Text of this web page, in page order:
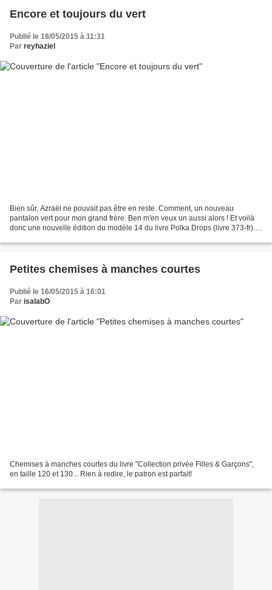
Encore et toujours du vert
Publié le 18/05/2015 à 11:31
Par reyhaziel
Bien sûr, Azraël ne pouvait pas être en reste. Comment, un nouveau
pantalon vert pour mon grand frère. Ben m'en veux un aussi alors ! Et voilà
donc une nouvelle édition du modèle 14 du livre Polka Drops (livre 373-fr).
Petites chemises à manches courtes
Publié le 16/05/2015 à 16:01
Par isalabO
Chemises à manches courtes du livre "Collection privée Filles & Garçons",
en taille 120 et 130... Rien à redire, le patron est parfait!